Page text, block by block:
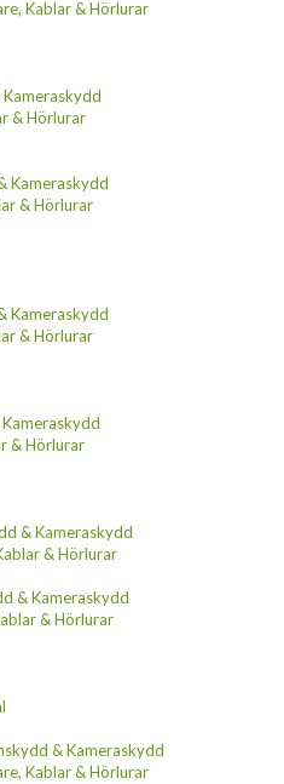
Kablar & Hörlurar
& Hörlurar
Kameraskydd
& Hörlurar
Kameraskydd
& Hörlurar
& Hörlurar
& Kameraskydd
& Hörlurar
& Kameraskydd
& Hörlurar
& Kameraskydd
Kablar & Hörlurar